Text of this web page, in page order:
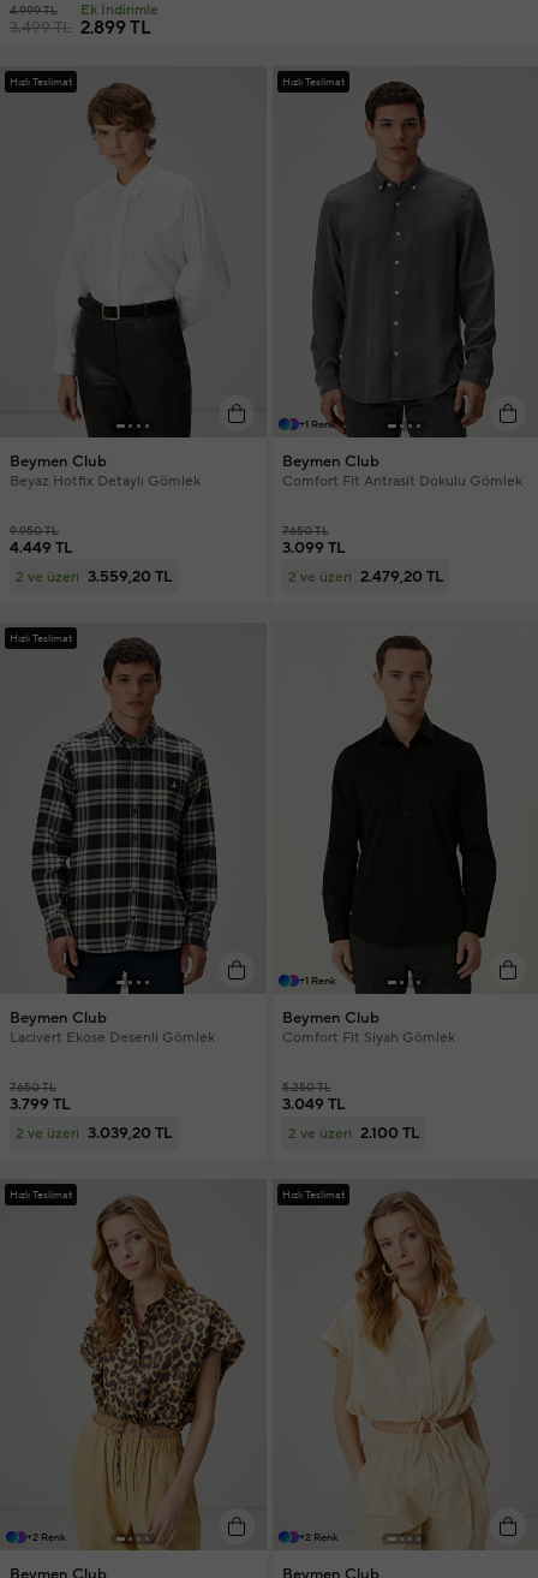
4.999 TL
3.499 TL 2.899 TL
Ek İndirimle
Hızlı Teslimat
Beymen Club
Beyaz Hotfix Detaylı Gömlek
9.950 TL
4.449 TL
2 ve üzeri 3.559,20 TL
Hızlı Teslimat
+1 Renk
Beymen Club
Comfort Fit Antrasit Dokulu Gömlek
7.650 TL
3.099 TL
2 ve üzeri 2.479,20 TL
Hızlı Teslimat
Beymen Club
Lacivert Ekose Desenli Gömlek
7.650 TL
3.799 TL
2 ve üzeri 3.039,20 TL
+1 Renk
Beymen Club
Comfort Fit Siyah Gömlek
5.250 TL
3.049 TL
2 ve üzeri 2.100 TL
Hızlı Teslimat
+2 Renk
Hızlı Teslimat
+2 Renk